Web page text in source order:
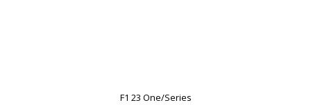
F1 23 One/Series